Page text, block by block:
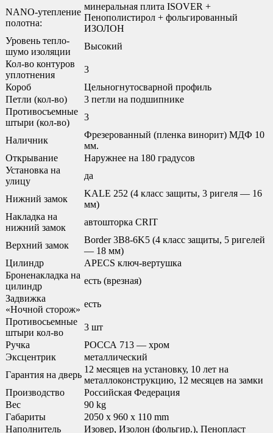
NANO-утепление
полотна:
минеральная плита ISOVER +
Пенополистирол + фольгированный
ИЗОЛОН
Уровень тепло-
шумо изоляции
Высокий
Кол-во контуров
уплотнения
3
Короб
Цельногнутосварной профиль
Петли (кол-во)
3 петли на подшипнике
Противосъемные
штыри (кол-во)
3
Наличник
Фрезерованный (пленка винорит) МДФ 10
мм.
Открывание
Наружнее на 180 градусов
Установка на
улицу
да
Нижний замок
KALE 252 (4 класс защиты, 3 ригеля — 16
мм)
Накладка на
нижний замок
автошторка CRIT
Верхний замок
Border 3B8-6K5 (4 класс защиты, 5 ригелей
— 18 мм)
Цилиндр
APECS ключ-вертушка
Броненакладка на
цилиндр
есть (врезная)
Задвижка
«Ночной сторож»
есть
Противосьемные
штыри кол-во
3 шт
Ручка
РОССА 713 — хром
Эксцентрик
металлический
Гарантия на дверь
12 месяцев на установку, 10 лет на
металлоконструкцию, 12 месяцев на замки
Производство
Российская Федерация
Вес
90 kg
Габариты
2050 x 960 x 110 mm
Наполнитель
Изовер, Изолон (фольгир.), Пенопласт